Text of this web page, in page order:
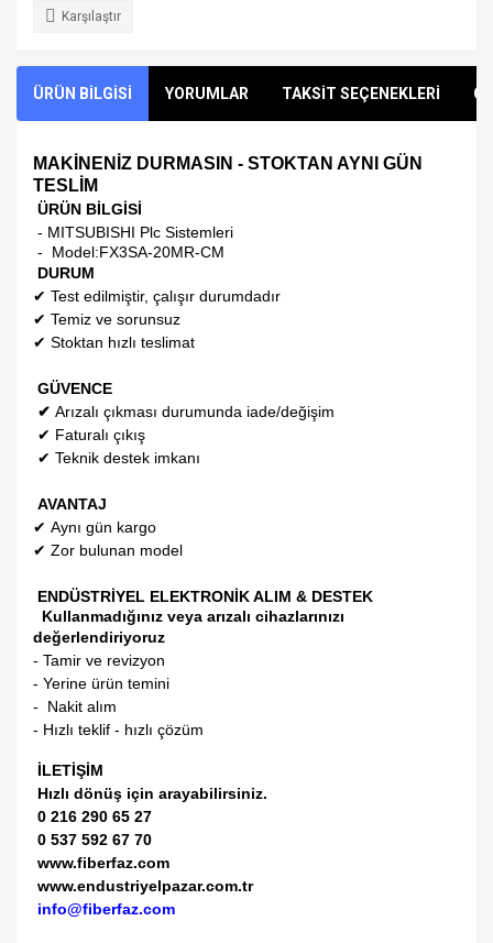
Karşılaştır
ÜRÜN BİLGİSİ YORUMLAR TAKSİT SEÇENEKLERİ
MAKİNENİZ DURMASIN - STOKTAN AYNI GÜN
TESLİM
ÜRÜN BİLGİSİ
- MITSUBISHI Plc Sistemleri
- Model:FX3SA-20MR-CM
DURUM
✔ Test edilmiştir, çalışır durumdadır
✔ Temiz ve sorunsuz
✔ Stoktan hızlı teslimat
GÜVENCE
✔ Arızalı çıkması durumunda iade/değişim
✔ Faturalı çıkış
✔ Teknik destek imkanı
AVANTAJ
✔ Aynı gün kargo
✔ Zor bulunan model
ENDÜSTRİYEL ELEKTRONİK ALIM & DESTEK
Kullanmadığınız veya arızalı cihazlarınızı
değerlendiriyoruz
- Tamir ve revizyon
- Yerine ürün temini
- Nakit alım
- Hızlı teklif - hızlı çözüm
İLETİŞİM
Hızlı dönüş için arayabilirsiniz.
0 216 290 65 27
0 537 592 67 70
www.fiberfaz.com
www.endustriyelpazar.com.tr
info@fiberfaz.com